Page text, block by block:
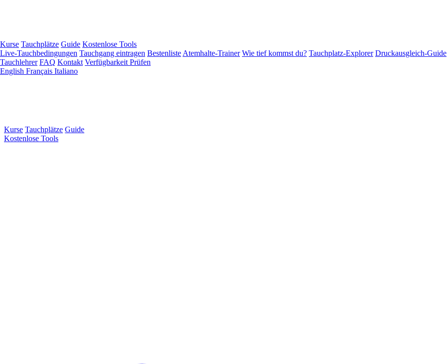
Kurse Tauchplätze Guide
Kostenlose Tools
Kurse Tauchplätze Guide Kostenlose Tools
Live-Tauchbedingungen Tauchgang eintragen Bestenliste Atemhalte-Trainer Wie tief kommst du? Tauchplatz-Explorer Druckausgleich-Guide
Tauchlehrer FAQ Kontakt Verfügbarkeit Prüfen
English Français Italiano